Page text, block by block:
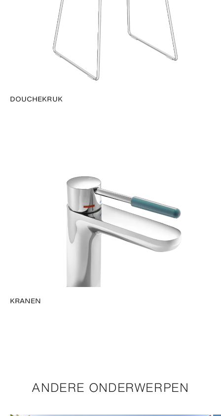
DOUCHEKRUK
KRANEN
ANDERE ONDERWERPEN